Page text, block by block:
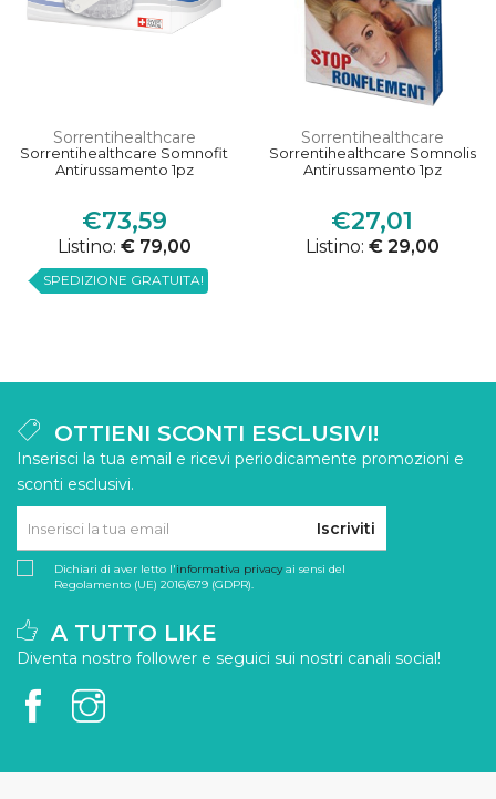
Sorrentihealthcare
Sorrentihealthcare Somnofit
Antirussamento 1pz
€73,59
Listino: € 79,00
SPEDIZIONE GRATUITA!
Sorrentihealthcare
Sorrentihealthcare Somnolis
Antirussamento 1pz
€27,01
Listino: € 29,00
OTTIENI SCONTI ESCLUSIVI!
Inserisci la tua email e ricevi periodicamente promozioni e
sconti esclusivi.
Iscriviti
Dichiari di aver letto l'informativa privacyai sensi del
Regolamento (UE) 2016/679 (GDPR).
A TUTTO LIKE
Diventa nostro follower e seguici sui nostri canali social!